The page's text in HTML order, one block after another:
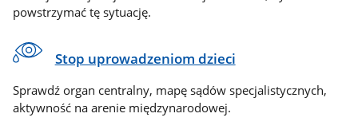
powstrzymać tę sytuację.
Stop uprowadzeniom dzieci
Sprawdź organ centralny, mapę sądów specjalistycznych,
aktywność na arenie międzynarodowej.